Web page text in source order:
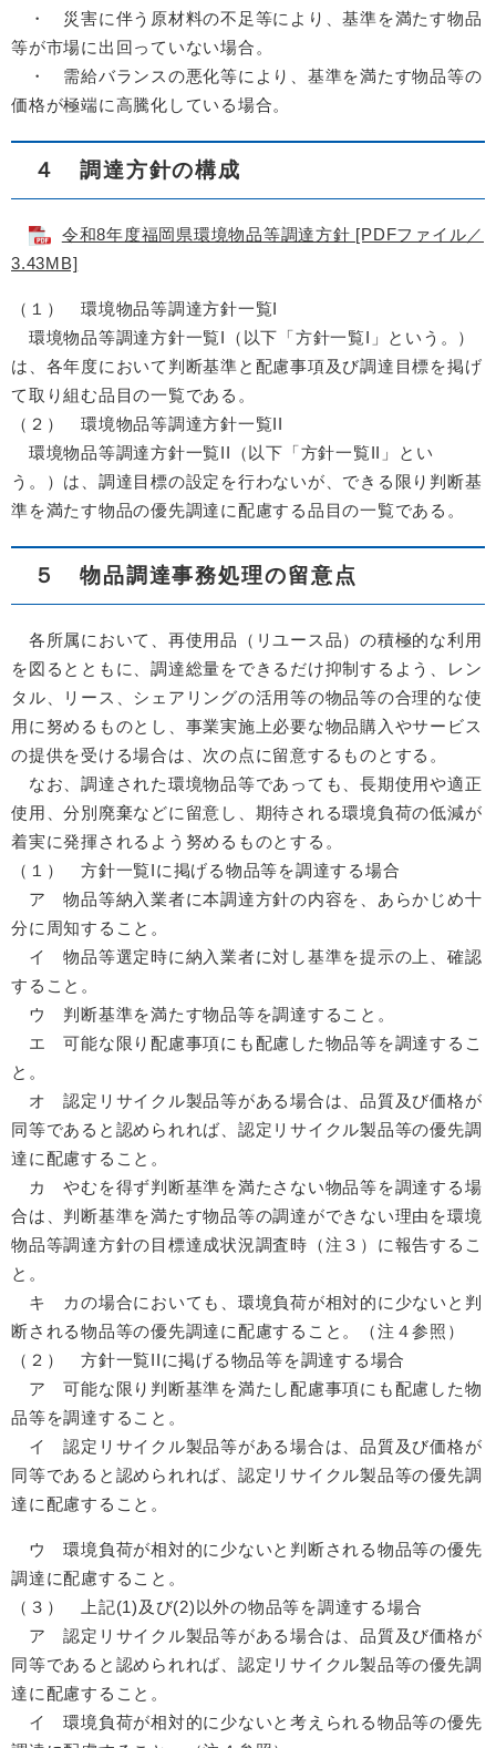
・ 災害に伴う原材料の不足等により、基準を満たす物品
等が市場に出回っていない場合。
・ 需給バランスの悪化等により、基準を満たす物品等の
価格が極端に高騰化している場合。
４ 調達方針の構成
令和8年度福岡県環境物品等調達方針 [PDFファイル／
3.43MB]
（１） 環境物品等調達方針一覧I
環境物品等調達方針一覧I（以下「方針一覧I」という。）
は、各年度において判断基準と配慮事項及び調達目標を掲げ
て取り組む品目の一覧である。
（２） 環境物品等調達方針一覧II
環境物品等調達方針一覧II（以下「方針一覧II」とい
う。）は、調達目標の設定を行わないが、できる限り判断基
準を満たす物品の優先調達に配慮する品目の一覧である。
５ 物品調達事務処理の留意点
各所属において、再使用品（リユース品）の積極的な利用
を図るとともに、調達総量をできるだけ抑制するよう、レン
タル、リース、シェアリングの活用等の物品等の合理的な使
用に努めるものとし、事業実施上必要な物品購入やサービス
の提供を受ける場合は、次の点に留意するものとする。
なお、調達された環境物品等であっても、長期使用や適正
使用、分別廃棄などに留意し、期待される環境負荷の低減が
着実に発揮されるよう努めるものとする。
（１） 方針一覧Iに掲げる物品等を調達する場合
ア 物品等納入業者に本調達方針の内容を、あらかじめ十
分に周知すること。
イ 物品等選定時に納入業者に対し基準を提示の上、確認
すること。
ウ 判断基準を満たす物品等を調達すること。
エ 可能な限り配慮事項にも配慮した物品等を調達するこ
と。
オ 認定リサイクル製品等がある場合は、品質及び価格が
同等であると認められれば、認定リサイクル製品等の優先調
達に配慮すること。
カ やむを得ず判断基準を満たさない物品等を調達する場
合は、判断基準を満たす物品等の調達ができない理由を環境
物品等調達方針の目標達成状況調査時（注３）に報告するこ
と。
キ カの場合においても、環境負荷が相対的に少ないと判
断される物品等の優先調達に配慮すること。（注４参照）
（２） 方針一覧IIに掲げる物品等を調達する場合
ア 可能な限り判断基準を満たし配慮事項にも配慮した物
品等を調達すること。
イ 認定リサイクル製品等がある場合は、品質及び価格が
同等であると認められれば、認定リサイクル製品等の優先調
達に配慮すること。
ウ 環境負荷が相対的に少ないと判断される物品等の優先
調達に配慮すること。
（３） 上記(1)及び(2)以外の物品等を調達する場合
ア 認定リサイクル製品等がある場合は、品質及び価格が
同等であると認められれば、認定リサイクル製品等の優先調
達に配慮すること。
イ 環境負荷が相対的に少ないと考えられる物品等の優先